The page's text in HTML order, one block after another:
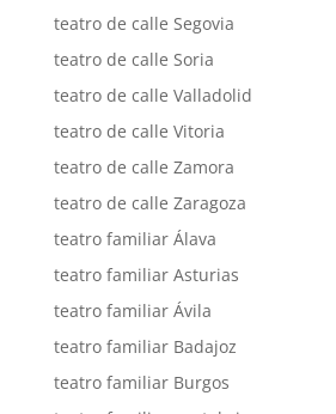
teatro de calle Segovia
teatro de calle Soria
teatro de calle Valladolid
teatro de calle Vitoria
teatro de calle Zamora
teatro de calle Zaragoza
teatro familiar Álava
teatro familiar Asturias
teatro familiar Ávila
teatro familiar Badajoz
teatro familiar Burgos